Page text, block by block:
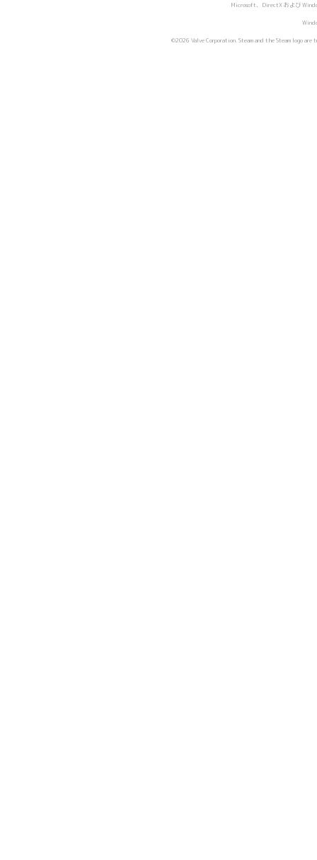
Microsoft、DirectX および
©2026 Valve Corporation. Steam and the Steam logo